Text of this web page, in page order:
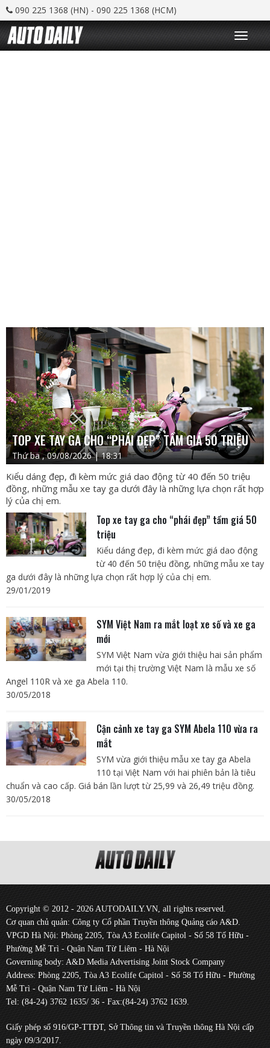
090 225 1368 (HN) - 090 225 1368 (HCM)
T
o
g
TOP XE TAY GA CHO “PHÁI ĐẸP” TẦM GIÁ 50 TRIỆU
Thứ ba , 09/08/2026 | 18:31
Kiểu dáng đẹp, đi kèm mức giá dao động từ 40 đến 50 triệu
đồng, những mẫu xe tay ga dưới đây là những lựa chọn rất hợp
lý của chị em.
Top xe tay ga cho “phái đẹp” tầm giá 50
triệu
Kiểu dáng đẹp, đi kèm mức giá dao động
từ 40 đến 50 triệu đồng, những mẫu xe tay
ga dưới đây là những lựa chọn rất hợp lý của chị em.
29/01/2019
SYM Việt Nam ra mắt loạt xe số và xe ga
mới
SYM Việt Nam vừa giới thiệu hai sản phẩm
mới tại thị trường Việt Nam là mẫu xe số
Angel 110R và xe ga Abela 110.
30/05/2018
Cận cảnh xe tay ga SYM Abela 110 vừa ra
mắt
SYM vừa giới thiệu mẫu xe tay ga Abela
110 tại Việt Nam với hai phiên bản là tiêu
chuẩn và cao cấp. Giá bán lần lượt từ 25,99 và 26,49 triệu đồng.
30/05/2018
Copyright © 2012 - 2026 AUTODAILY.VN, all rights reserved.
Cơ quan chủ quản: Công ty Cổ phần Truyền thông Quảng cáo A&D.
VPGD Hà Nội: Phòng 2205, Tòa A3 Ecolife Capitol - Số 58 Tố Hữu -
Phường Mễ Trì - Quận Nam Từ Liêm - Hà Nội
Governing body: A&D Media Advertising Joint Stock Company
Address: Phòng 2205, Tòa A3 Ecolife Capitol - Số 58 Tố Hữu - Phường
Mễ Trì - Quận Nam Từ Liêm - Hà Nội
Tel: (84-24) 3762 1635/ 36 - Fax:(84-24) 3762 1639.
Giấy phép số 916/GP-TTĐT, Sở Thông tin và Truyền thông Hà Nội cấp
ngày 09/3/2017.